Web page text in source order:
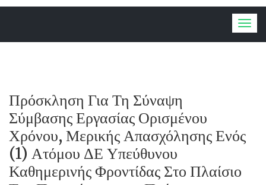
Πρόσκληση Για Τη Σύναψη
Σύμβασης Εργασίας Ορισμένου
Χρόνου, Μερικής Απασχόλησης Ενός
(1) Ατόμου ΔΕ Υπεύθυνου
Καθημερινής Φροντίδας Στο Πλαίσιο